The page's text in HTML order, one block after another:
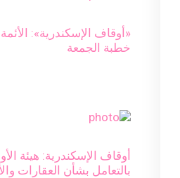
«أوقاف الإسكندرية»:
خطبة الجمعة
أوقاف الإسكندرية: هيئة
بالتعامل بشأن العقارات